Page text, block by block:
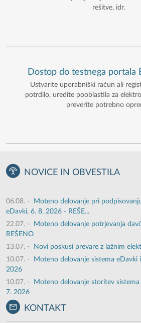
rešitve, idr.
Dostop do testnega portala
Ustvarite uporabniški račun ali
potrdilo, uredite pooblastila za
preverite potrebno
NOVICE IN OBVESTILA
06.08. -
Moteno delovanje pri
eDavki, 6. 8. 2026 - REŠE...
22.07. -
Moteno delovanje potrjevanja
REŠENO
13.07. -
Novi poskusi prevare z lažnim
10.07. -
Moteno delovanje sistema eDavki
2026
10.07. -
Moteno delovanje storitev
7. 2026
KONTAKT